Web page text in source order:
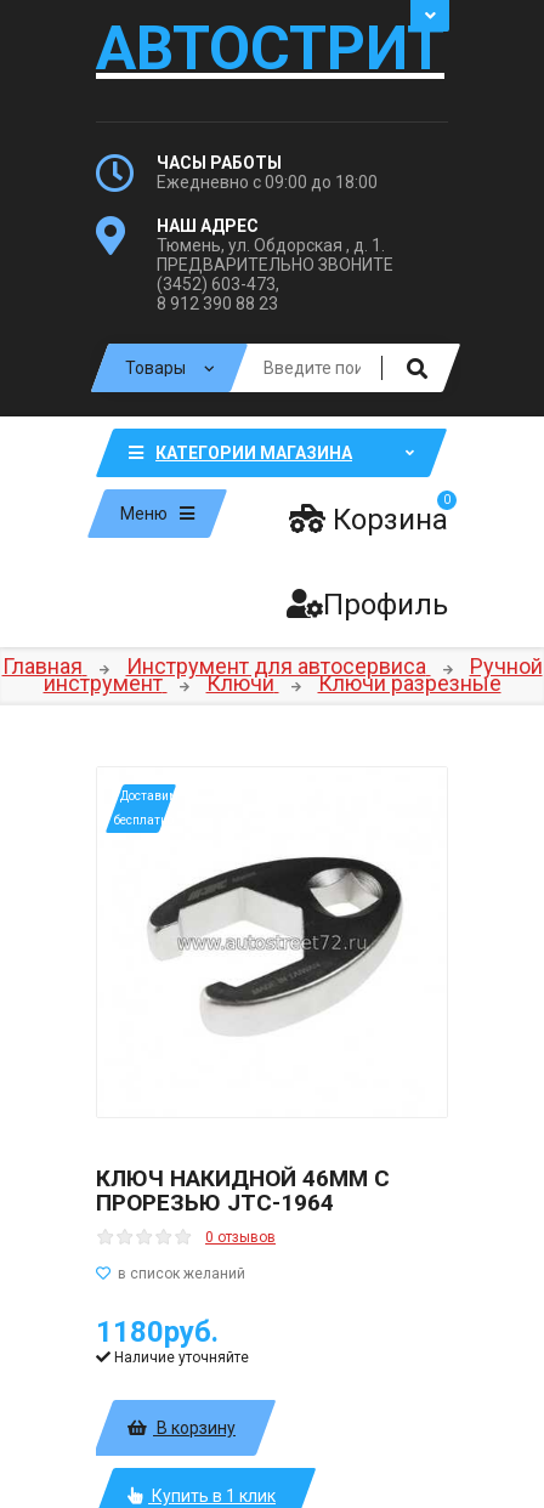
АВТОСТРИТ
ЧАСЫ РАБОТЫ
Ежедневно с 09:00 до 18:00
НАШ АДРЕС
Тюмень, ул. Обдорская , д. 1.
ПРЕДВАРИТЕЛЬНО ЗВОНИТЕ
(3452) 603-473,
8 912 390 88 23
КАТЕГОРИИ МАГАЗИНА
Меню Корзина
0
Профиль
Главная Инструмент для автосервиса Ручной
инструмент Ключи Ключи разрезные
*Доставим
бесплатно
КЛЮЧ НАКИДНОЙ 46ММ С
ПРОРЕЗЬЮ JTC-1964
0 отзывов
1180руб.
Наличие уточняйте
В корзину
Купить в 1 клик